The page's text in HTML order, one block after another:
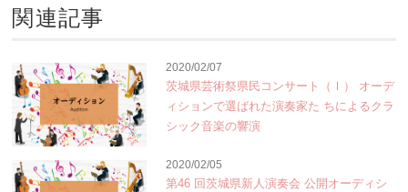
関連記事
2020/02/07
茨城県芸術祭県民コンサート（Ⅰ） オーデ
ィションで選ばれた演奏家た ちによるクラ
シック音楽の響演
2020/02/05
第46 回茨城県新人演奏会 公開オーディシ